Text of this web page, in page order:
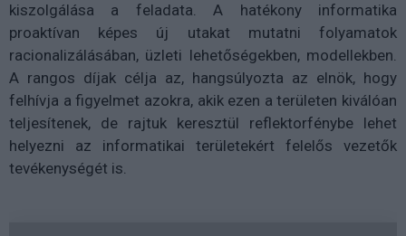
kiszolgálása a feladata. A hatékony informatika
proaktívan képes új utakat mutatni folyamatok
racionalizálásában, üzleti lehetőségekben, modellekben.
A rangos díjak célja az, hangsúlyozta az elnök, hogy
felhívja a figyelmet azokra, akik ezen a területen kiválóan
teljesítenek, de rajtuk keresztül reflektorfénybe lehet
helyezni az informatikai területekért felelős vezetők
tevékenységét is.